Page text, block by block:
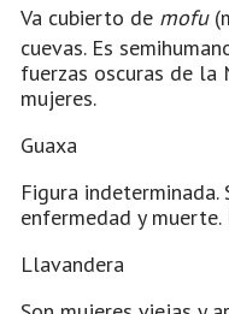
Va cubierto de mofu
cuevas. Es
fuerzas oscuras de la
mujeres.
Guaxa
Figura
enfermedad y
Llavandera